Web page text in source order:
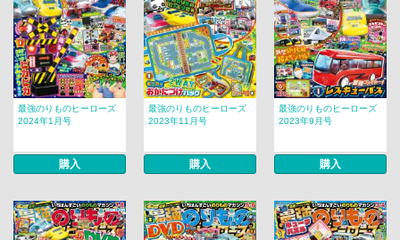
最強のりものヒーローズ
2024年1月号
購入
最強のりものヒーローズ
2023年11月号
購入
最強のりものヒーローズ
2023年9月号
購入